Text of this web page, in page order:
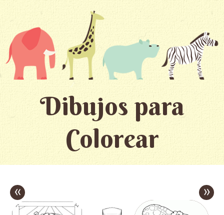
Dibujos para
Colorear
« »